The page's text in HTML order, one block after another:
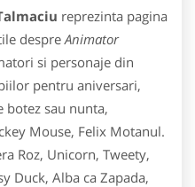
reprezinta pagina
despre Animator
si personaje din
pentru aniversari,
botez sau nunta,
Mouse, Felix Motanul.
Roz, Unicorn, Tweety,
Duck, Alba ca Zapada,